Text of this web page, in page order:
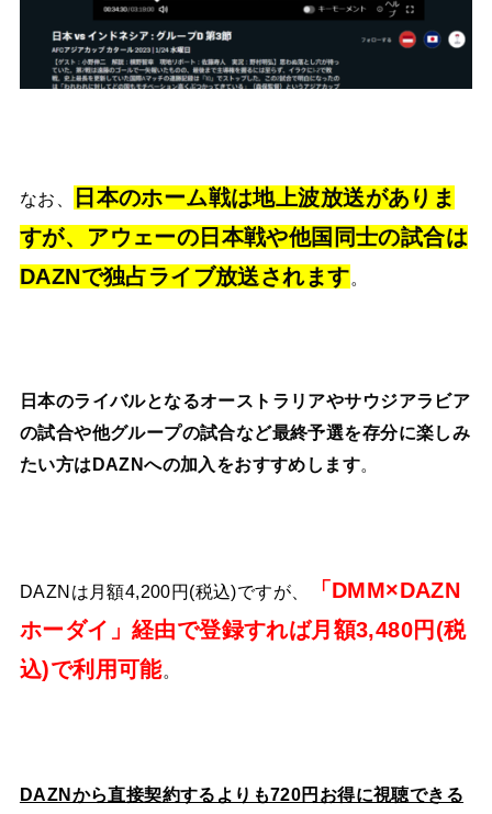
なお、
日本のホーム戦は地上波放送がありま
すが、アウェーの日本戦や他国同士の試合は
DAZNで独占ライブ放送されます
日本のライバルとなるオーストラリアやサウジアラビア
の試合や他グループの試合など最終予選を存分に楽しみ
たい方はDAZNへの加入をおすすめします。
DAZNは月額4,200円(税込)ですが、
「DMM×DAZN
ホーダイ」経由で登録すれば月額3,480円(税
込)で利用可能。
DAZNから直接契約するよりも720円お得に視聴できる